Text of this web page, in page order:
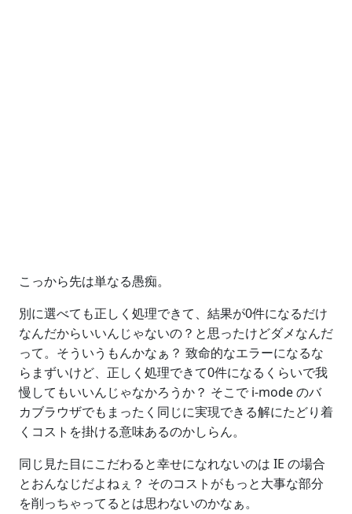
こっから先は単なる愚痴。
別に選べても正しく処理できて、結果が0件になるだけ
なんだからいいんじゃないの？と思ったけどダメなんだ
って。そういうもんかなぁ？ 致命的なエラーになるな
らまずいけど、正しく処理できて0件になるくらいで我
慢してもいいんじゃなかろうか？ そこで i-mode のバ
カブラウザでもまったく同じに実現できる解にたどり着
くコストを掛ける意味あるのかしらん。
同じ見た目にこだわると幸せになれないのは IE の場合
とおんなじだよねぇ？ そのコストがもっと大事な部分
を削っちゃってるとは思わないのかなぁ。